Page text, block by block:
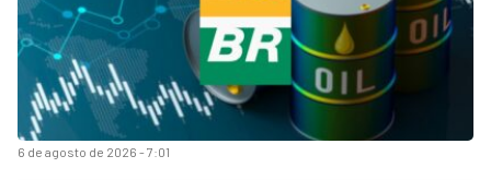
6 de agosto de 2026 - 7:01